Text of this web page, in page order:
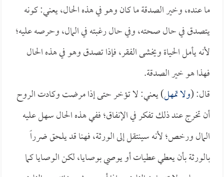
ما عنده، وخير الصدقة ما كان وهو في هذه الحال، يعني: كونه
يتصدق في حال صحته، وفي حال رغبته في المال، وحرصه عليه؛
لأنه يأمل الحياة ويخشى الفقر، فإذا تصدق وهو في هذه الحال
فهذا هو خير الصدقة.
قال: (ولا تمهل) يعني: لا تؤخر حتى إذا مرضت وكادت الروح
أن تخرج عند ذلك تفكر في الإنفاق؛ ففي هذه الحال سهل عليه
المال ورخص؛ لأنه سينتقل إلى الورثة، فهنا قد يلحق ضرراً
بالورثة بأن يعطي عطيات أو يوصي بوصايا، لكن الوصايا كما